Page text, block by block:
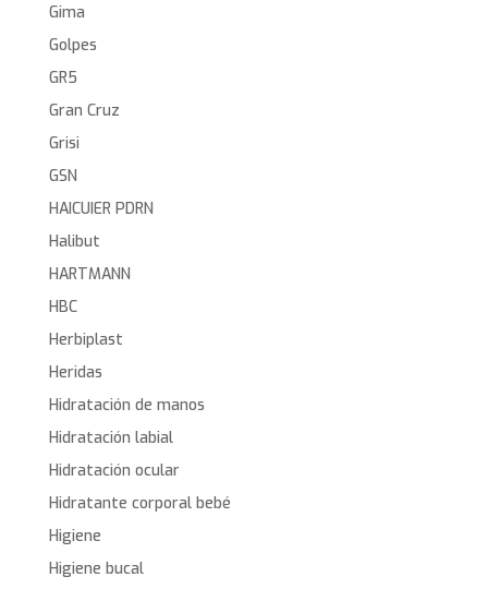
Gima
Golpes
GR5
Gran Cruz
Grisi
GSN
HAICUIER PDRN
Halibut
HARTMANN
HBC
Herbiplast
Heridas
Hidratación de manos
Hidratación labial
Hidratación ocular
Hidratante corporal bebé
Higiene
Higiene bucal